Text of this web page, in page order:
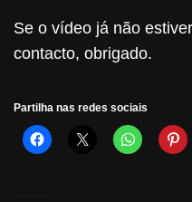
Se o vídeo já não
contacto, obrigado.
Partilha nas redes sociais